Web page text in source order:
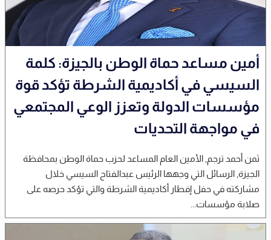
أمين مساعد حماة الوطن بالجيزة: كلمة
السيسي في أكاديمية الشرطة تؤكد قوة
مؤسسات الدولة وتعزز الوعي المجتمعي
في مواجهة التحديات
ثمن أحمد ترجم, الأمين العام المساعد لحزب حماة الوطن بمحافظة
الجيزة, الرسائل التي وجهها الرئيس عبدالفتاح السيسي خلال
مشاركته في حفل إفطار أكاديمية الشرطة والتي تؤكد حرصه على
صلابة مؤسسات...